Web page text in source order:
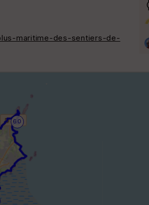
maritime-des-sentiers-de-
60